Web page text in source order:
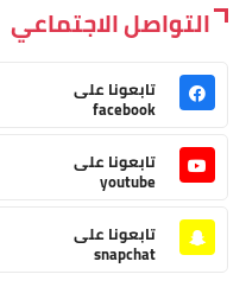
التواصل الاجتماعي
تابعونا على
facebook
تابعونا على
youtube
تابعونا على
snapchat